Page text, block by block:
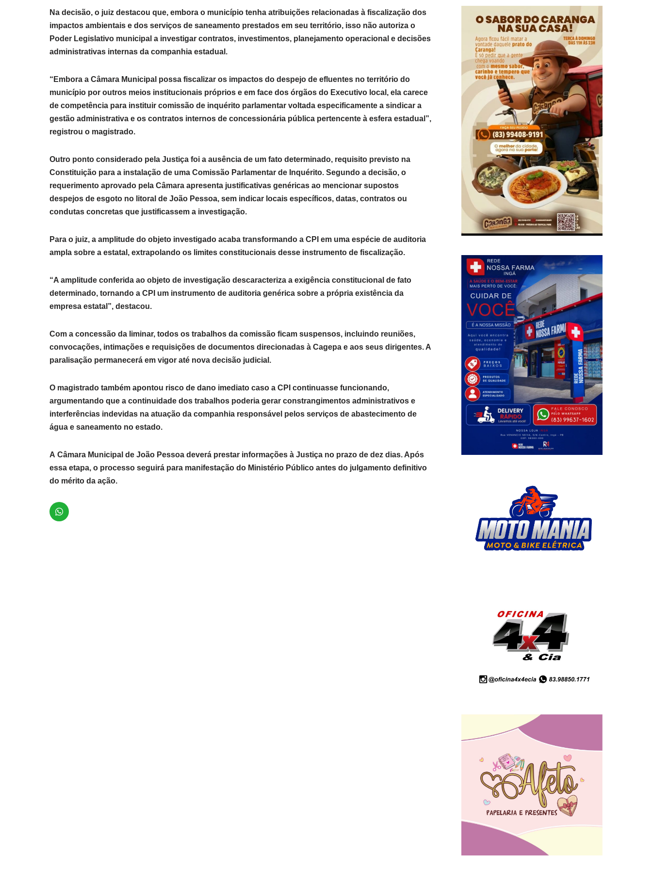
Na decisão, o juiz destacou que, embora o município tenha atribuições relacionadas à fiscalização dos
impactos ambientais e dos serviços de saneamento prestados em seu território, isso não autoriza o
Poder Legislativo municipal a investigar contratos, investimentos, planejamento operacional e decisões
administrativas internas da companhia estadual.
“Embora a Câmara Municipal possa fiscalizar os impactos do despejo de efluentes no território do
município por outros meios institucionais próprios e em face dos órgãos do Executivo local, ela carece
de competência para instituir comissão de inquérito parlamentar voltada especificamente a sindicar a
gestão administrativa e os contratos internos de concessionária pública pertencente à esfera estadual”,
registrou o magistrado.
Outro ponto considerado pela Justiça foi a ausência de um fato determinado, requisito previsto na
Constituição para a instalação de uma Comissão Parlamentar de Inquérito. Segundo a decisão, o
requerimento aprovado pela Câmara apresenta justificativas genéricas ao mencionar supostos
despejos de esgoto no litoral de João Pessoa, sem indicar locais específicos, datas, contratos ou
condutas concretas que justificassem a investigação.
Para o juiz, a amplitude do objeto investigado acaba transformando a CPI em uma espécie de auditoria
ampla sobre a estatal, extrapolando os limites constitucionais desse instrumento de fiscalização.
“A amplitude conferida ao objeto de investigação descaracteriza a exigência constitucional de fato
determinado, tornando a CPI um instrumento de auditoria genérica sobre a própria existência da
empresa estatal”, destacou.
Com a concessão da liminar, todos os trabalhos da comissão ficam suspensos, incluindo reuniões,
convocações, intimações e requisições de documentos direcionadas à Cagepa e aos seus dirigentes. A
paralisação permanecerá em vigor até nova decisão judicial.
O magistrado também apontou risco de dano imediato caso a CPI continuasse funcionando,
argumentando que a continuidade dos trabalhos poderia gerar constrangimentos administrativos e
interferências indevidas na atuação da companhia responsável pelos serviços de abastecimento de
água e saneamento no estado.
A Câmara Municipal de João Pessoa deverá prestar informações à Justiça no prazo de dez dias. Após
essa etapa, o processo seguirá para manifestação do Ministério Público antes do julgamento definitivo
do mérito da ação.